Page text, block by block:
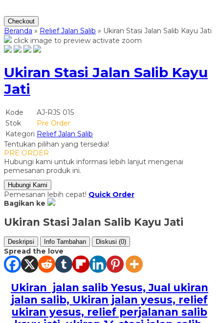
Checkout
Beranda » Relief Jalan Salib » Ukiran Stasi Jalan Salib Kayu Jati
click image to preview activate zoom
Ukiran Stasi Jalan Salib Kayu
Jati
Kode
AJ-RJS 015
Stok
Pre Order
Kategori Relief Jalan Salib
Tentukan pilihan yang tersedia!
PRE ORDER
Hubungi kami untuk informasi lebih lanjut mengenai
pemesanan produk ini.
Hubungi Kami
Pemesanan lebih cepat! Quick Order
Bagikan ke
Ukiran Stasi Jalan Salib Kayu Jati
Deskripsi Info Tambahan Diskusi (0)
Spread the love
Ukiran jalan salib Yesus, Jual ukiran
jalan salib, Ukiran jalan yesus, relief
ukiran yesus, relief perjalanan salib